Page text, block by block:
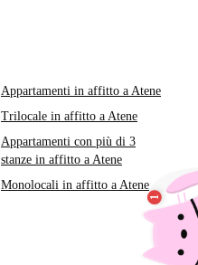
Appartamenti in affitto a Atene
Trilocale in affitto a Atene
Appartamenti con più di 3
stanze in affitto a Atene
Monolocali in affitto a Atene